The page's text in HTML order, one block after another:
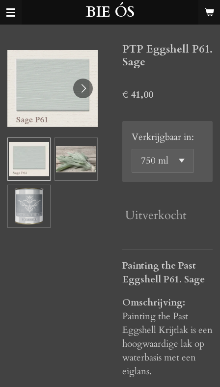
Ga
direct
de
BIE ÓS
PTP Eggshell P61.
Sage
€ 41,00
Verkrijgbaar in:
Uitverkocht
Painting the Past
Eggshell P61. Sage
Omschrijving:
Painting the Past
Eggshell Krijtlak is een
hoogwaardige lak op
waterbasis met een
eiglans.